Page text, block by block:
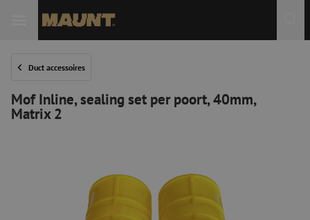
Duct accessoires
Mof Inline, sealing set per poort, 40mm,
Matrix 2